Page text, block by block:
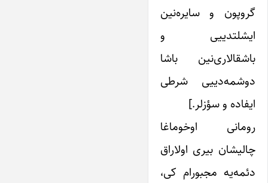
گروپون و سایره‌نین
ایشلتدییی و
باشقالاری‌نین باشا
دوشمه‌دییی شرطی
ایفاده و سؤزلر.]
رومانی اوخوماغا
چالیشان بیری اولاراق
دئمه‌یه مجبورام کی،